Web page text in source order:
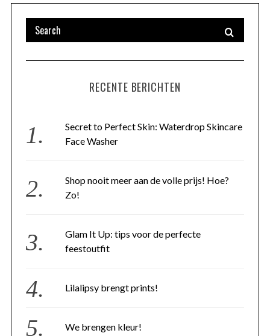
RECENTE BERICHTEN
Secret to Perfect Skin: Waterdrop Skincare
Face Washer
Shop nooit meer aan de volle prijs! Hoe?
Zo!
Glam It Up: tips voor de perfecte
feestoutfit
Lilalipsy brengt prints!
We brengen kleur!